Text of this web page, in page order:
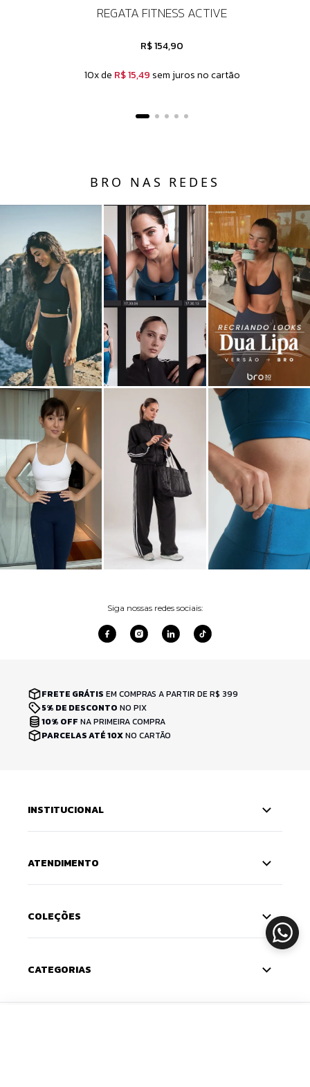
REGATA FITNESS ACTIVE
R$ 154,90
10x de R$ 15,49 sem juros no cartão
BRO NAS REDES
Siga nossas redes sociais:
FRETE GRÁTIS EM COMPRAS A PARTIR DE R$ 399
5% DE DESCONTO NO PIX
10% OFF NA PRIMEIRA COMPRA
PARCELAS ATÉ 10XNO CARTÃO
INSTITUCIONAL
ATENDIMENTO
COLEÇÕES
CATEGORIAS